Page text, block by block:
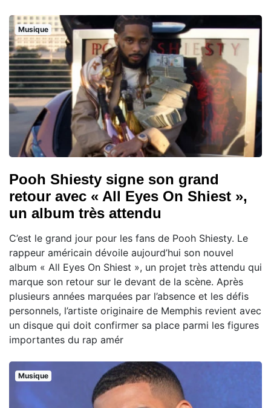
Musique
Pooh Shiesty signe son grand
retour avec « All Eyes On Shiest »,
un album très attendu
C’est le grand jour pour les fans de Pooh Shiesty. Le
rappeur américain dévoile aujourd’hui son nouvel
album « All Eyes On Shiest », un projet très attendu qui
marque son retour sur le devant de la scène. Après
plusieurs années marquées par l’absence et les défis
personnels, l’artiste originaire de Memphis revient avec
un disque qui doit confirmer sa place parmi les figures
importantes du rap amér
Musique